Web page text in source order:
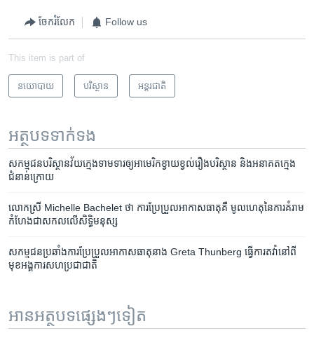
ចែករំលែក Follow us
This item is part of
នយោបាយ បរិស្ថាន អន្តរជាតិ
អត្ថបទ​ទាក់ទង
សកម្មជន​បរិស្ថាន​វ័យ​ក្មេង​ទាមទារ​ឲ្យ​អាមេរិក​ខ្វាយខ្វល់​រឿង​បរិស្ថាន និង​អនាគត​ក្មេង​
ជំនាន់​ក្រោយ
លោកស្រី Michelle Bachelet ថា ​ការប្រែប្រួល​អាកាសធាតុ​គឺ ​មូលហេតុ​នៃ​ការគំរាម​
កំហែង​ជា​សកល​លើ​សិទ្ធិមនុស្ស
សកម្មជន​ប្រឆាំង​ការ​ប្រែប្រួល​អាកាសធាតុ​នាង Greta Thunberg ធ្វើ​ការ​តវ៉ា​នៅ​ពី​
មុខ​អង្គការ​សហប្រជាជាតិ
អានអត្ថបទផ្សេងៗទៀត